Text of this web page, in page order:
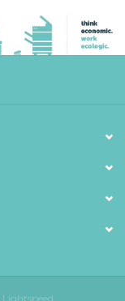
Lightspeed